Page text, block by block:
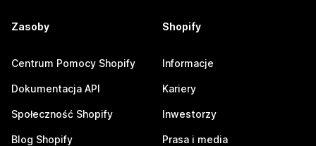
Zasoby
Centrum Pomocy Shopify
Dokumentacja API
Społeczność Shopify
Blog Shopify
Shopify
Informacje
Kariery
Inwestorzy
Prasa i media